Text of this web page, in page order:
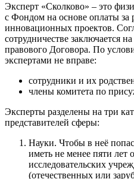
Эксперт «Сколково» – это
с Фондом на основе оплаты за
инновационных проектов.
сотрудничестве заключается
правового Договора. По
экспертами не вправе:
сотрудники и их
члены комитета по
Эксперты разделены на три
представителей сферы:
Науки. Чтобы в неё
иметь не менее пяти лет
исследовательских
(отечественных или